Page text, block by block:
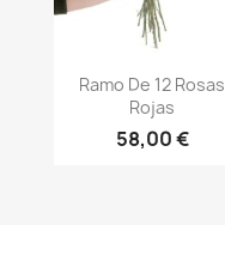
Vista rápida
Ramo De 12 Rosas
Rojas
58,00 €